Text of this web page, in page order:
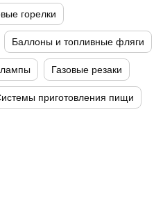
горелки
Баллоны и топливные фляги
Газовые резаки
приготовления пищи